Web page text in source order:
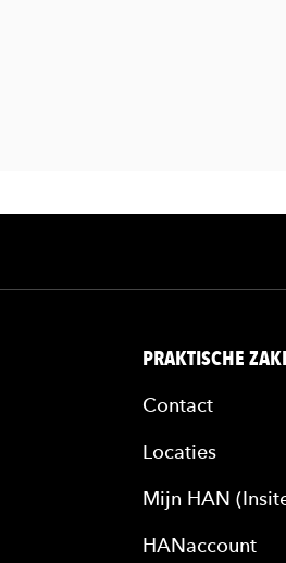
PRAKTISCHE
Contact
Locaties
Mijn HAN
HANaccount